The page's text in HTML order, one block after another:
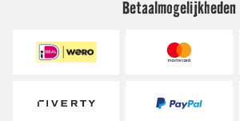
Betaalmogelijkheden